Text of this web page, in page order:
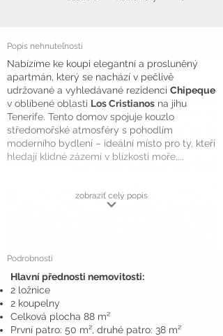
Popis nehnuteľnosti
Nabízíme ke koupi elegantní a prosluněný
apartmán, který se nachází v pečlivě
udržované a vyhledávané rezidenci Chipeque
v oblíbené oblasti Los Cristianos na jihu
Tenerife. Tento domov spojuje kouzlo
středomořské atmosféry s pohodlím
moderního bydlení – ideální místo pro ty, kteří
hledají klidné zázemí v blízkosti moře,...
zobraziť celý popis
Podrobnosti
Hlavní přednosti nemovitosti:
2 ložnice
2 koupelny
Celková plocha 88 m²
První patro: 50 m², druhé patro: 38 m²